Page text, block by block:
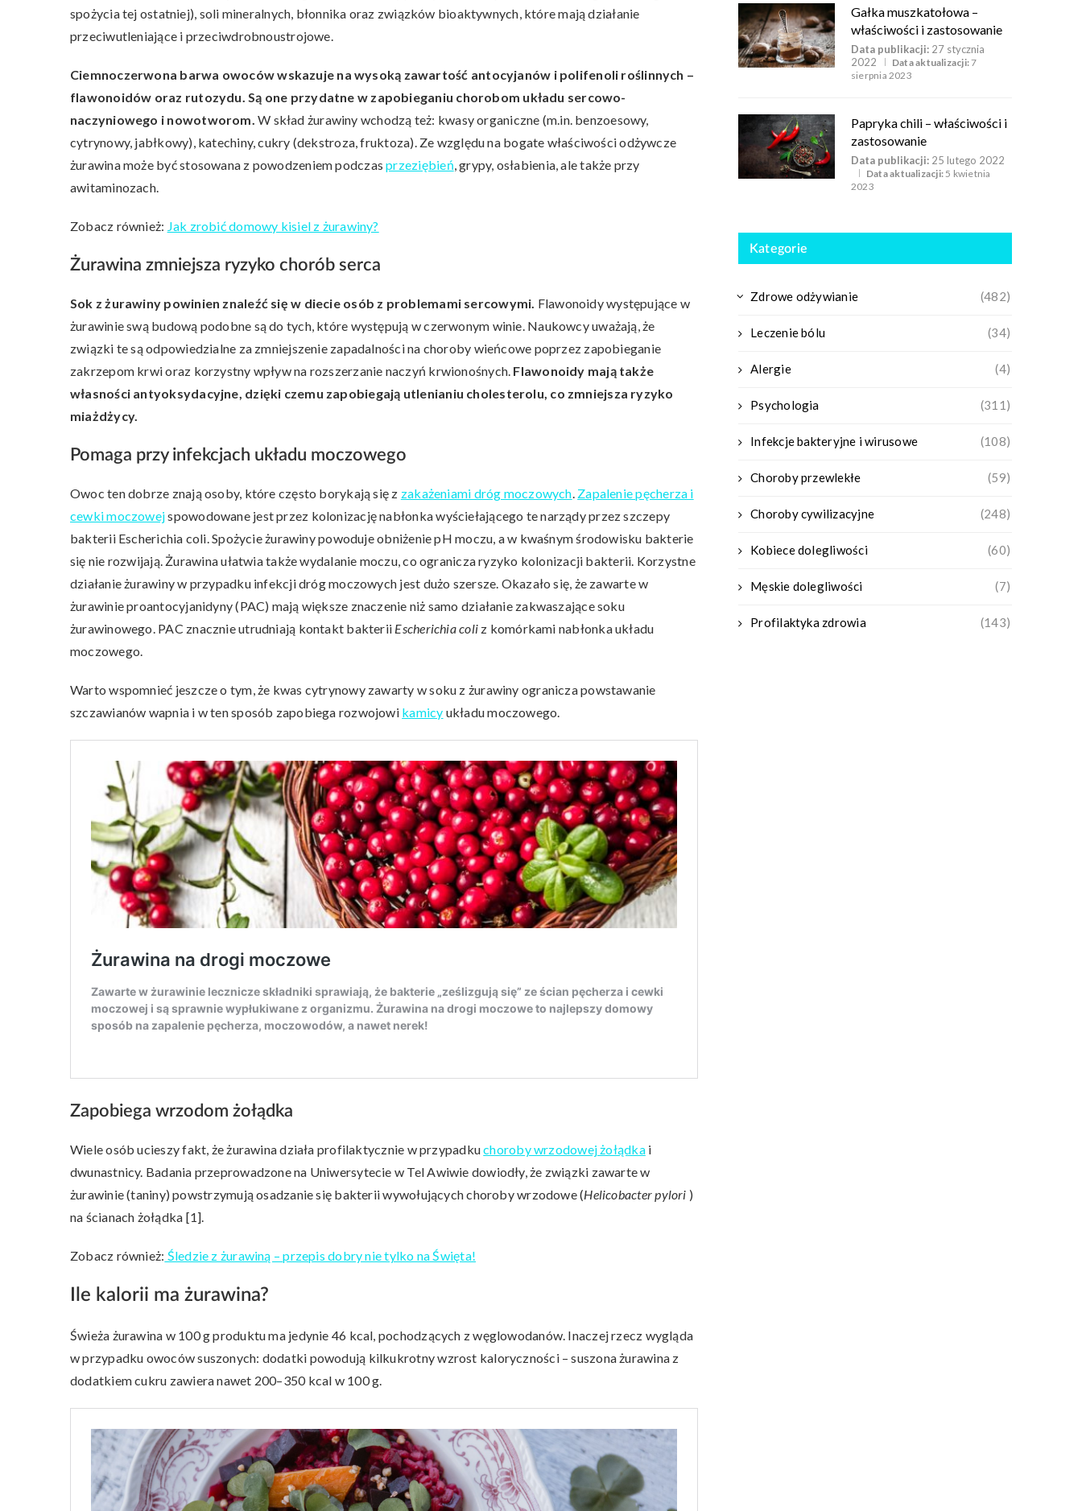
spożycia tej ostatniej), soli mineralnych, błonnika oraz związków bioaktywnych, które mają działanie
przeciwutleniające i przeciwdrobnoustrojowe.
Ciemnoczerwona barwa owoców wskazuje na wysoką zawartość antocyjanów i polifenoli roślinnych –
flawonoidów oraz rutozydu. Są one przydatne w zapobieganiu chorobom układu sercowo-
naczyniowego i nowotworom.W skład żurawiny wchodzą też: kwasy organiczne (m.in. benzoesowy,
cytrynowy, jabłkowy), katechiny, cukry (dekstroza, fruktoza). Ze względu na bogate właściwości odżywcze
żurawina może być stosowana z powodzeniem podczasprzeziębień, grypy, osłabienia, ale także przy
awitaminozach.
Zobacz również: Jak zrobić domowy kisiel z żurawiny?
Żurawina zmniejsza ryzyko chorób serca
Sok z żurawiny powinien znaleźć się w diecie osób z problemami sercowymi. Flawonoidy występujące w
żurawinie swą budową podobne są do tych, które występują w czerwonym winie. Naukowcy uważają, że
związki te są odpowiedzialne za zmniejszenie zapadalności na choroby wieńcowe poprzez zapobieganie
zakrzepom krwi oraz korzystny wpływ na rozszerzanie naczyń krwionośnych. Flawonoidy mają także
własności antyoksydacyjne, dzięki czemu zapobiegają utlenianiu cholesterolu, co zmniejsza ryzyko
miażdżycy.
Pomaga przy infekcjach układu moczowego
Owoc ten dobrze znają osoby, które często borykają się z zakażeniami dróg moczowych. Zapalenie pęcherza i
cewki moczowejspowodowane jest przez kolonizację nabłonka wyściełającego te narządy przez szczepy
bakterii Escherichia coli. Spożycie żurawiny powoduje obniżenie pH moczu, a w kwaśnym środowisku bakterie
się nie rozwijają. Żurawina ułatwia także wydalanie moczu, co ogranicza ryzyko kolonizacji bakterii. Korzystne
działanie żurawiny w przypadku infekcji dróg moczowych jest dużo szersze. Okazało się, że zawarte w
żurawinie proantocyjanidyny (PAC) mają większe znaczenie niż samo działanie zakwaszające soku
żurawinowego. PAC znacznie utrudniają kontakt bakterii Escherichia coli z komórkami nabłonka układu
moczowego.
Warto wspomnieć jeszcze o tym, że kwas cytrynowy zawarty w soku z żurawiny ogranicza powstawanie
szczawianów wapnia i w ten sposób zapobiega rozwojowi kamicy układu moczowego.
Zapobiega wrzodom żołądka
Wiele osób ucieszy fakt, że żurawina działa profilaktycznie w przypadkuchoroby wrzodowej żołądkai
dwunastnicy. Badania przeprowadzone na Uniwersytecie w Tel Awiwie dowiodły, że związki zawarte w
żurawinie (taniny) powstrzymują osadzanie się bakterii wywołujących choroby wrzodowe (Helicobacter pylori )
na ścianach żołądka [1].
Zobacz również: Śledzie z żurawiną – przepis dobry nie tylko na Święta!
Ile kalorii ma żurawina?
Świeża żurawina w 100 g produktu ma jedynie 46 kcal, pochodzących z węglowodanów. Inaczej rzecz wygląda
w przypadku owoców suszonych: dodatki powodują kilkukrotny wzrost kaloryczności – suszona żurawina z
dodatkiem cukru zawiera nawet 200–350 kcal w 100 g.
Gałka muszkatołowa –
właściwości i zastosowanie
Data publikacji: 27 stycznia
2022
Data aktualizacji:7
sierpnia 2023
Papryka chili – właściwości i
zastosowanie
Data publikacji: 25 lutego 2022
Data aktualizacji: 5 kwietnia
2023
Kategorie
Zdrowe odżywianie (482)
Leczenie bólu (34)
Alergie (4)
Psychologia (311)
Infekcje bakteryjne i wirusowe (108)
Choroby przewlekłe (59)
Choroby cywilizacyjne (248)
Kobiece dolegliwości (60)
Męskie dolegliwości (7)
Profilaktyka zdrowia (143)